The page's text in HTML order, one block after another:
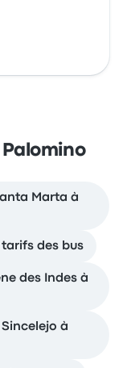
Marta à
des bus
des Indes à
à